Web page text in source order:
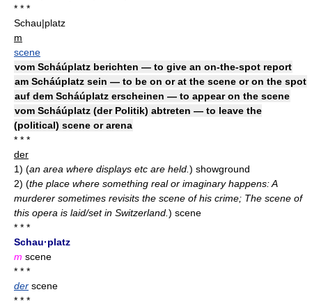
* * *
Schau|platz
m
scene
vom Scháúplatz berichten — to give an on-the-spot report
am Scháúplatz sein — to be on or at the scene or on the spot
auf dem Scháúplatz erscheinen — to appear on the scene
vom Scháúplatz (der Politik) abtreten — to leave the
(political) scene or arena
* * *
der
1) (an area where displays etc are held. ) showground
2) (the place where something real or imaginary happens: A
murderer sometimes revisits the scene of his crime; The scene of
this opera is laid/set in Switzerland. ) scene
* * *
Schau·platz
m scene
* * *
der scene
* * *